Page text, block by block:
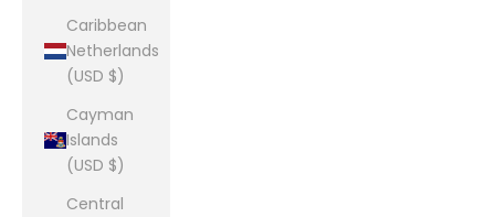
Caribbean
Netherlands
(USD $)
Cayman
Islands
(USD $)
Central